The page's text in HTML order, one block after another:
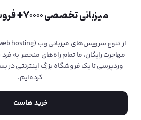
میزبانی تخصصی ۷۰۰۰۰+ فروشگاه اینترنتی
مهاجرت رایگان، ما تمام راه‌های منحصر به
وردپرسی تا یک فروشگاه بزرگ اینترنتی در
کرده‌ایم.
خرید هاست